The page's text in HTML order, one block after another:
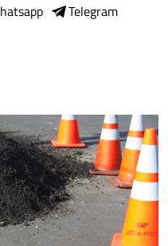
Telegram